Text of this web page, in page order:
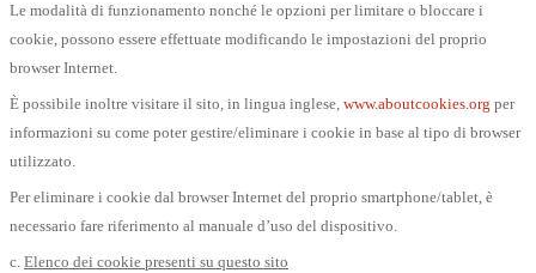
Le modalità di funzionamento nonché le opzioni per limitare o bloccare i
cookie, possono essere effettuate modificando le impostazioni del proprio
browser Internet.
È possibile inoltre visitare il sito, in lingua inglese, www.aboutcookies.org per
informazioni su come poter gestire/eliminare i cookie in base al tipo di browser
utilizzato.
Per eliminare i cookie dal browser Internet del proprio smartphone/tablet, è
necessario fare riferimento al manuale d’uso del dispositivo.
c. Elenco dei cookie presenti su questo sito